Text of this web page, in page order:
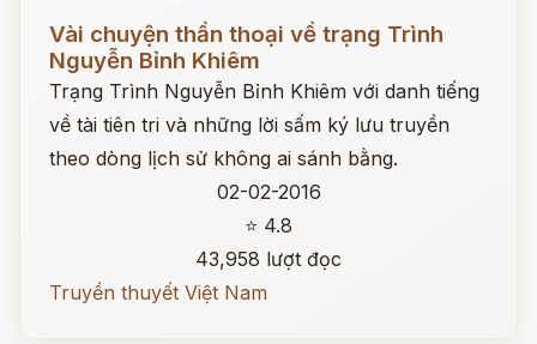
Vài chuyện thần thoại về trạng Trình
Nguyễn Bỉnh Khiêm
Trạng Trình Nguyễn Bỉnh Khiêm với danh tiếng
về tài tiên tri và những lời sấm ký lưu truyền
theo dòng lịch sử không ai sánh bằng.
02-02-2016
⭐ 4.8
43,958 lượt đọc
Truyền thuyết Việt Nam